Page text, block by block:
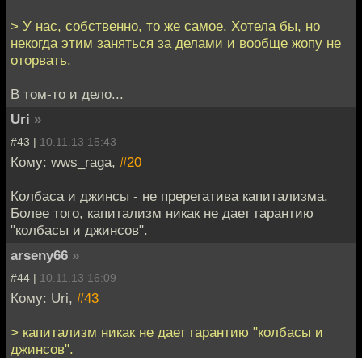
> У нас, собственно, то же самое. Хотела бы, но
некогда этим заняться за делами и вообще жопу не
оторвать.
В том-то и дело...
Uri »
#43 | 10.11.13 15:43
Кому: wws_raga, #20
Колбаса и джинсы - не пререгатива капитализма.
Более того, капитализм никак не дает гарантию
"колбасы и джинсов".
arseny66 »
#44 | 10.11.13 16:09
Кому: Uri, #43
> капитализм никак не дает гарантию "колбасы и
джинсов".